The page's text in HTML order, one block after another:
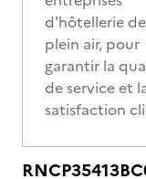
d'hôtellerie de
plein air, pour
garantir la
de service et
satisfaction